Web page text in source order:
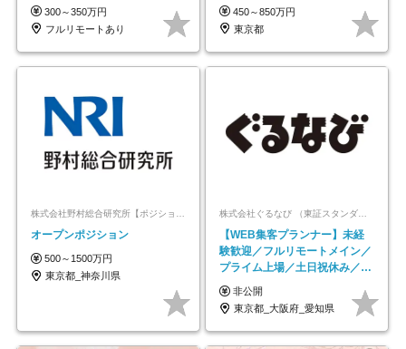
｜副業OK
300～350万円
フルリモートあり
450～850万円
東京都
オープンポジション
500～1500万円
東京都_神奈川県
株式会社ぐるなび （東証スタンダード上場）
【WEB集客プランナー】未経
験歓迎／フルリモートメイン／
プライム上場／土日祝休み／東
京・大阪・名古屋
非公開
東京都_大阪府_愛知県